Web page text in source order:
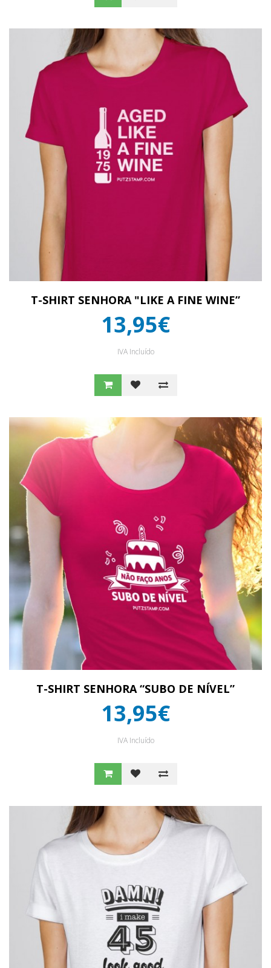
T-SHIRT SENHORA "LIKE A FINE WINE”
13,95€
IVA Incluído
T-SHIRT SENHORA “SUBO DE NÍVEL”
13,95€
IVA Incluído